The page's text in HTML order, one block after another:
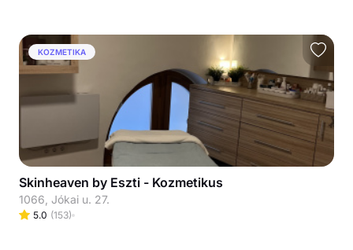
KOZMETIKA
Skinheaven by Eszti - Kozmetikus
1066, Jókai u. 27.
5.0 (153)